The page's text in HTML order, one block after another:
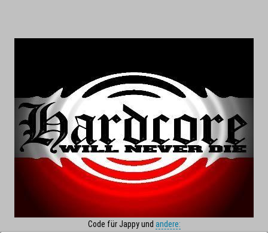
Code für Jappy und andere: